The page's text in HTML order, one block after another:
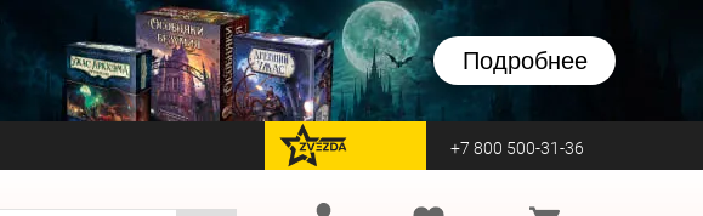
Подробнее
перейти на Zvezda +7 800 500-31-36